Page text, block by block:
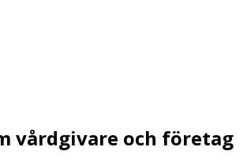
vårdgivare och företag